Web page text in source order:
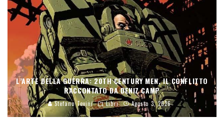
L’ARTE DELLA GUERRA: 20TH CENTURY MEN, IL CONFLITTO
RACCONTATO DA DENIZ CAMP
Stefano Tevini Libri Agosto 3, 2026